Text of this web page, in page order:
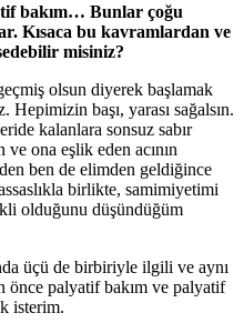
bakım… Bunlar çoğu
Kısaca bu kavramlardan ve
misiniz?
olsun diyerek başlamak
başı, yarası sağalsın.
kalanlara sonsuz sabır
ona eşlik eden acının
ben de elimden geldiğince
birlikte, samimiyetimi
olduğunu düşündüğüm
üçü de birbiriyle ilgili ve aynı
önce palyatif bakım ve palyatif
isterim.